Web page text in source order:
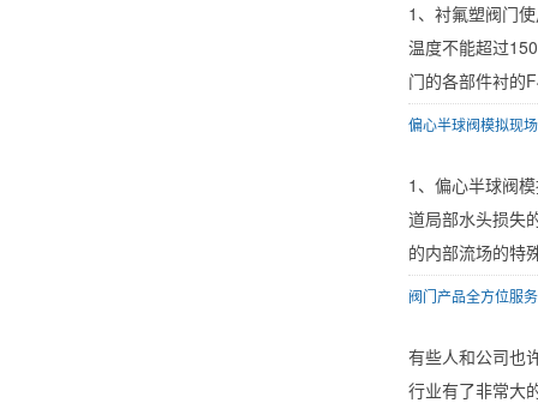
1、衬氟塑阀门
温度不能超过
门的各部件衬的
偏心半球阀模拟现
1、偏心半球阀
道局部水头损失
的内部流场的特
阀门产品全方位服
有些人和公司也
行业有了非常大